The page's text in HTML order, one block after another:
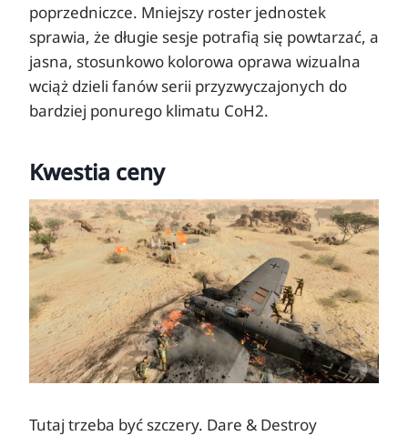
poprzedniczce. Mniejszy roster jednostek
sprawia, że długie sesje potrafią się powtarzać, a
jasna, stosunkowo kolorowa oprawa wizualna
wciąż dzieli fanów serii przyzwyczajonych do
bardziej ponurego klimatu CoH2.
Kwestia ceny
Tutaj trzeba być szczery. Dare & Destroy